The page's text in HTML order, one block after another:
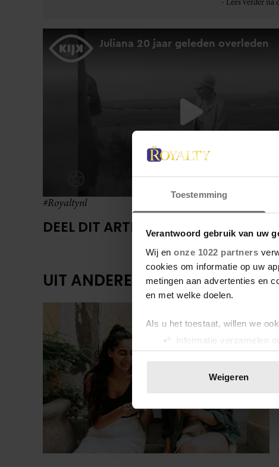
Toestemming
Verantwoord gebruik van uw
Wij en onze 1022 partners
cookies om informatie op uw
metingen aan advertenties en
en met welke doelen.
Als u het toestaat, willen we
Informatie verzamelen
Uw apparaat
toestemming op elk moment
We gebruiken cookies om
websiteverkeer te analyseren.
media, adverteren en analyse.
verstrekt of die ze hebben
Weigeren
#Royaltynl
DEEL DIT ARTIKEL OP SOCIAL
UIT ANDERE MEDIA